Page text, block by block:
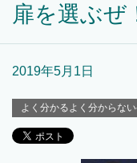
扉を選ぶぜ
2019年5月1日
よく分かるよく分からな